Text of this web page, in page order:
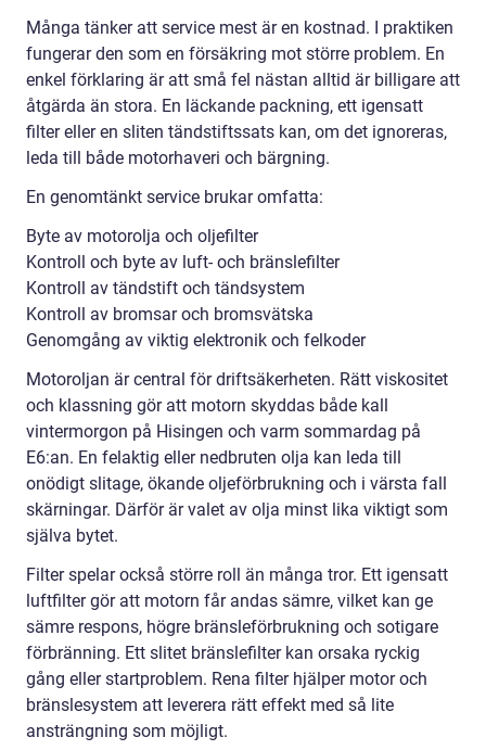
Många tänker att service mest är en kostnad. I praktiken
fungerar den som en försäkring mot större problem. En
enkel förklaring är att små fel nästan alltid är billigare att
åtgärda än stora. En läckande packning, ett igensatt
filter eller en sliten tändstiftssats kan, om det ignoreras,
leda till både motorhaveri och bärgning.
En genomtänkt service brukar omfatta:
Byte av motorolja och oljefilter
Kontroll och byte av luft- och bränslefilter
Kontroll av tändstift och tändsystem
Kontroll av bromsar och bromsvätska
Genomgång av viktig elektronik och felkoder
Motoroljan är central för driftsäkerheten. Rätt viskositet
och klassning gör att motorn skyddas både kall
vintermorgon på Hisingen och varm sommardag på
E6:an. En felaktig eller nedbruten olja kan leda till
onödigt slitage, ökande oljeförbrukning och i värsta fall
skärningar. Därför är valet av olja minst lika viktigt som
själva bytet.
Filter spelar också större roll än många tror. Ett igensatt
luftfilter gör att motorn får andas sämre, vilket kan ge
sämre respons, högre bränsleförbrukning och sotigare
förbränning. Ett slitet bränslefilter kan orsaka ryckig
gång eller startproblem. Rena filter hjälper motor och
bränslesystem att leverera rätt effekt med så lite
ansträngning som möjligt.